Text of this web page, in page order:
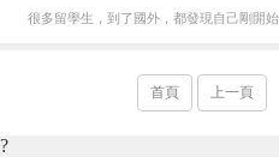
首頁 上一頁
?